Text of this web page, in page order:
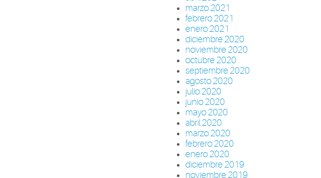
marzo 2021
febrero 2021
enero 2021
diciembre 2020
noviembre 2020
octubre 2020
septiembre 2020
agosto 2020
julio 2020
junio 2020
mayo 2020
abril 2020
marzo 2020
febrero 2020
enero 2020
diciembre 2019
noviembre 2019